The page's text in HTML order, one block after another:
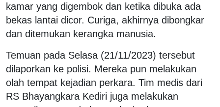
kamar yang digembok dan ketika dibuka ada
bekas lantai dicor. Curiga, akhirnya dibongkar
dan ditemukan kerangka manusia.
Temuan pada Selasa (21/11/2023) tersebut
dilaporkan ke polisi. Mereka pun melakukan
olah tempat kejadian perkara. Tim medis dari
RS Bhayangkara Kediri juga melakukan